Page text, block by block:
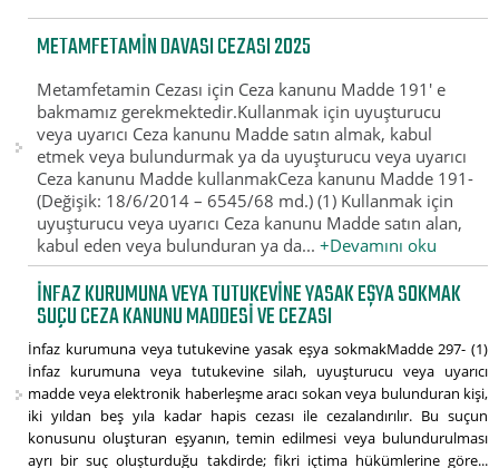
METAMFETAMIN DAVASI CEZASI 2025
Metamfetamin Cezası için Ceza kanunu Madde 191' e
bakmamız gerekmektedir.Kullanmak için uyuşturucu
veya uyarıcı Ceza kanunu Madde satın almak, kabul
etmek veya bulundurmak ya da uyuşturucu veya uyarıcı
Ceza kanunu Madde kullanmakCeza kanunu Madde 191-
(Değişik: 18/6/2014 – 6545/68 md.) (1) Kullanmak için
uyuşturucu veya uyarıcı Ceza kanunu Madde satın alan,
kabul eden veya bulunduran ya da...+Devamını oku
İNFAZ KURUMUNA VEYA TUTUKEVINE YASAK EŞYA SOKMAK
SUÇU CEZA KANUNU MADDESI VE CEZASI
İnfaz kurumuna veya tutukevine yasak eşya sokmakMadde 297- (1)
İnfaz kurumuna veya tutukevine silah, uyuşturucu veya uyarıcı
madde veya elektronik haberleşme aracı sokan veya bulunduran kişi,
iki yıldan beş yıla kadar hapis cezası ile cezalandırılır. Bu suçun
konusunu oluşturan eşyanın, temin edilmesi veya bulundurulması
ayrı bir suç oluşturduğu takdirde; fikri içtima hükümlerine göre...